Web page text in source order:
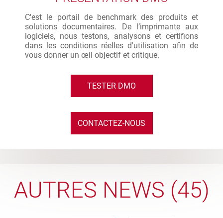
C'est le portail de benchmark des produits et
solutions documentaires. De l’imprimante aux
logiciels, nous testons, analysons et certifions
dans les conditions réelles d'utilisation afin de
vous donner un œil objectif et critique.
TESTER DMO
CONTACTEZ-NOUS
AUTRES NEWS (45)